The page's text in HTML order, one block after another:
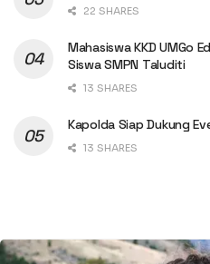
22 SHARES
Mahasiswa KKD UMGo
Siswa SMPN Taluditi
13 SHARES
Kapolda Siap Dukung
13 SHARES